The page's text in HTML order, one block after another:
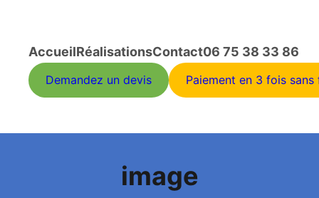
AccueilRéalisationsContact06 75 38 33 86
Demandez un devis Paiement en 3 fois sans
image